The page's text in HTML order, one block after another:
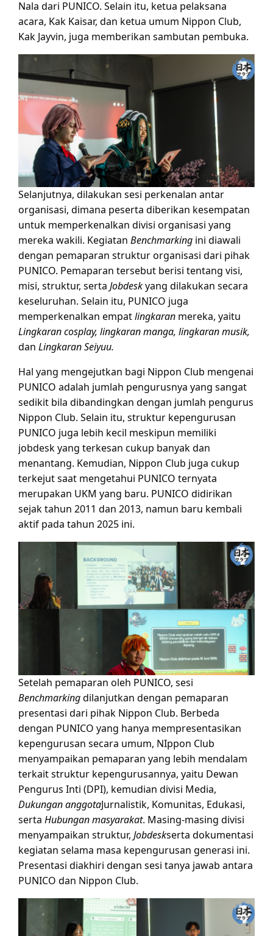
Nala dari PUNICO. Selain itu, ketua pelaksana
acara, Kak Kaisar, dan ketua umum Nippon Club,
Kak Jayvin, juga memberikan sambutan pembuka.
Selanjutnya, dilakukan sesi perkenalan antar
organisasi, dimana peserta diberikan kesempatan
untuk memperkenalkan divisi organisasi yang
mereka wakili. Kegiatan Benchmarking ini diawali
dengan pemaparan struktur organisasi dari pihak
PUNICO. Pemaparan tersebut berisi tentang visi,
misi, struktur, serta Jobdeskyang dilakukan secara
keseluruhan. Selain itu, PUNICO juga
memperkenalkan empatlingkaran mereka, yaitu
Lingkaran cosplay, lingkaran manga, lingkaran musik,
dan Lingkaran Seiyuu.
Hal yang mengejutkan bagi Nippon Club mengenai
PUNICO adalah jumlah pengurusnya yang sangat
sedikit bila dibandingkan dengan jumlah pengurus
Nippon Club. Selain itu, struktur kepengurusan
PUNICO juga lebih kecil meskipun memiliki
jobdesk yang terkesan cukup banyak dan
menantang. Kemudian, Nippon Club juga cukup
terkejut saat mengetahui PUNICO ternyata
merupakan UKM yang baru. PUNICO didirikan
sejak tahun 2011 dan 2013, namun baru kembali
aktif pada tahun 2025 ini.
Setelah pemaparan oleh PUNICO, sesi
Benchmarkingdilanjutkan dengan pemaparan
presentasi dari pihak Nippon Club. Berbeda
dengan PUNICO yang hanya mempresentasikan
kepengurusan secara umum, NIppon Club
menyampaikan pemaparan yang lebih mendalam
terkait struktur kepengurusannya, yaitu Dewan
Pengurus Inti (DPI), kemudian divisi Media,
Dukungan anggotaJurnalistik, Komunitas, Edukasi,
serta Hubungan masyarakat. Masing-masing divisi
menyampaikan struktur, Jobdeskserta dokumentasi
kegiatan selama masa kepengurusan generasi ini.
Presentasi diakhiri dengan sesi tanya jawab antara
PUNICO dan Nippon Club.